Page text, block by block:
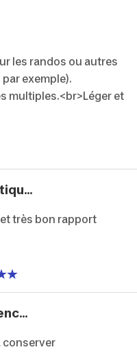
les randos ou autres
exemple).
multiples.<br>Léger et
très bon rapport
conserver